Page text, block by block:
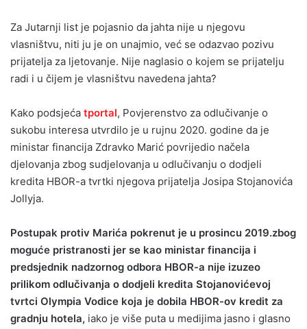
Za Jutarnji list je pojasnio da jahta nije u njegovu
vlasništvu, niti ju je on unajmio, već se odazvao pozivu
prijatelja za ljetovanje. Nije naglasio o kojem se prijatelju
radi i u čijem je vlasništvu navedena jahta?
Kako podsjeća tportal, Povjerenstvo za odlučivanje o
sukobu interesa utvrdilo je u rujnu 2020. godine da je
ministar financija Zdravko Marić povrijedio načela
djelovanja zbog sudjelovanja u odlučivanju o dodjeli
kredita HBOR-a tvrtki njegova prijatelja Josipa Stojanovića
Jollyja.
Postupak protiv Marića pokrenut je u prosincu 2019.zbog
moguće pristranosti jer se kao ministar financija i
predsjednik nadzornog odbora HBOR-a nije izuzeo
prilikom odlučivanja o dodjeli kredita Stojanovićevoj
tvrtci Olympia Vodice koja je dobila HBOR-ov kredit za
gradnju hotela, iako je više puta u medijima jasno i glasno